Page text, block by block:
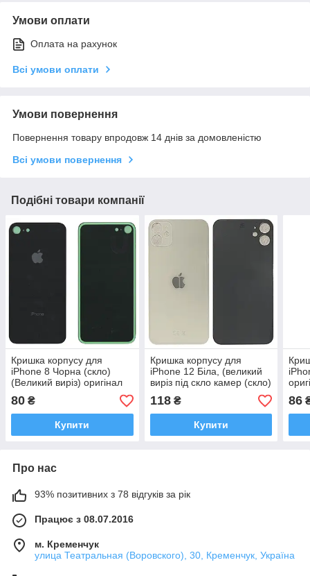
Умови оплати
Оплата на рахунок
Всі умови оплати
Умови повернення
Повернення товару впродовж 14 днів за домовленістю
Всі умови повернення
Подібні товари компанії
Кришка корпусу для
iPhone 8 Чорна (скло)
(Великий виріз) оригінал
PRC
80 ₴
Купити
Кришка корпусу для
iPhone 12 Біла, (великий
виріз під скло камер (скло)
оригінал PRC
118₴
Купити
86
Про нас
93% позитивних з 78 відгуків за рік
Працює з 08.07.2016
м. Кременчук
улица Театральная (Воровского), 30, Кременчук, Україна